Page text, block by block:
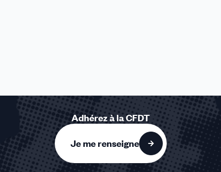
Adhérez à la CFDT
Je me renseigne